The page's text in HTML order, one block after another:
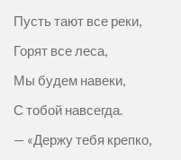
Пусть тают все реки,
Горят все леса,
Мы будем навеки,
С тобой навсегда.
— «Держу тебя крепко,